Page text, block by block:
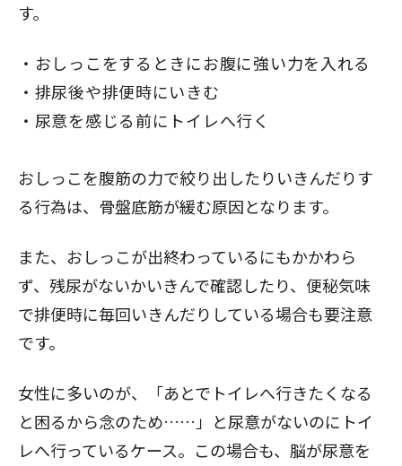
す。
おしっこをするときにお腹に強い力を入れる
排尿後や排便時にいきむ
尿意を感じる前にトイレへ行く
おしっこを腹筋の力で絞り出したりいきんだりす
る行為は、骨盤底筋が緩む原因となります。
また、おしっこが出終わっているにもかかわら
ず、残尿がないかいきんで確認したり、便秘気味
で排便時に毎回いきんだりしている場合も要注意
です。
女性に多いのが、「あとでトイレへ行きたくなる
と困るから念のため……」と尿意がないのにトイ
レへ行っているケース。この場合も、脳が尿意を